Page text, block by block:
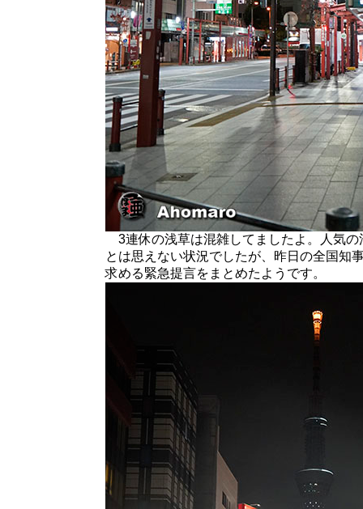
3連休の浅草は混雑してましたよ。人気
とは思えない状況でしたが、昨日の全国知
求める緊急提言をまとめたようです。